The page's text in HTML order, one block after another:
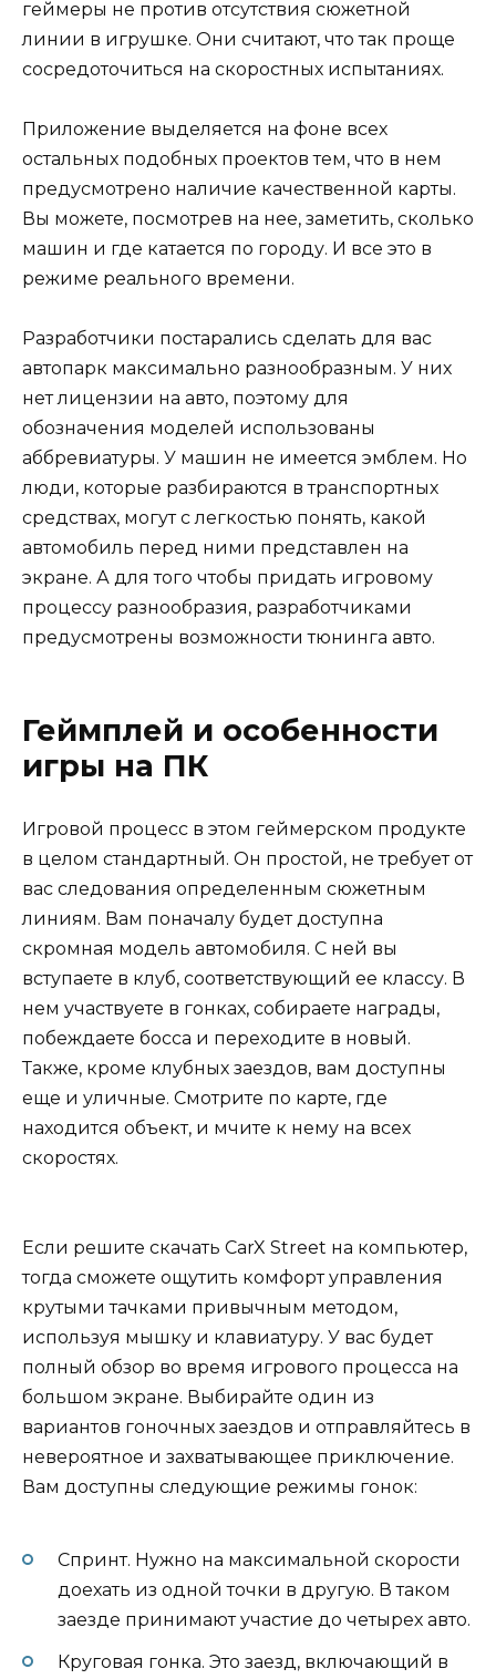
геймеры не против отсутствия сюжетной
линии в игрушке. Они считают, что так проще
сосредоточиться на скоростных испытаниях.
Приложение выделяется на фоне всех
остальных подобных проектов тем, что в нем
предусмотрено наличие качественной карты.
Вы можете, посмотрев на нее, заметить, сколько
машин и где катается по городу. И все это в
режиме реального времени.
Разработчики постарались сделать для вас
автопарк максимально разнообразным. У них
нет лицензии на авто, поэтому для
обозначения моделей использованы
аббревиатуры. У машин не имеется эмблем. Но
люди, которые разбираются в транспортных
средствах, могут с легкостью понять, какой
автомобиль перед ними представлен на
экране. А для того чтобы придать игровому
процессу разнообразия, разработчиками
предусмотрены возможности тюнинга авто.
Геймплей и особенности
игры на ПК
Игровой процесс в этом геймерском продукте
в целом стандартный. Он простой, не требует от
вас следования определенным сюжетным
линиям. Вам поначалу будет доступна
скромная модель автомобиля. С ней вы
вступаете в клуб, соответствующий ее классу. В
нем участвуете в гонках, собираете награды,
побеждаете босса и переходите в новый.
Также, кроме клубных заездов, вам доступны
еще и уличные. Смотрите по карте, где
находится объект, и мчите к нему на всех
скоростях.
Если решите скачать CarX Street на компьютер,
тогда сможете ощутить комфорт управления
крутыми тачками привычным методом,
используя мышку и клавиатуру. У вас будет
полный обзор во время игрового процесса на
большом экране. Выбирайте один из
вариантов гоночных заездов и отправляйтесь в
невероятное и захватывающее приключение.
Вам доступны следующие режимы гонок:
Спринт. Нужно на максимальной скорости
доехать из одной точки в другую. В таком
заезде принимают участие до четырех авто.
Круговая гонка. Это заезд, включающий в